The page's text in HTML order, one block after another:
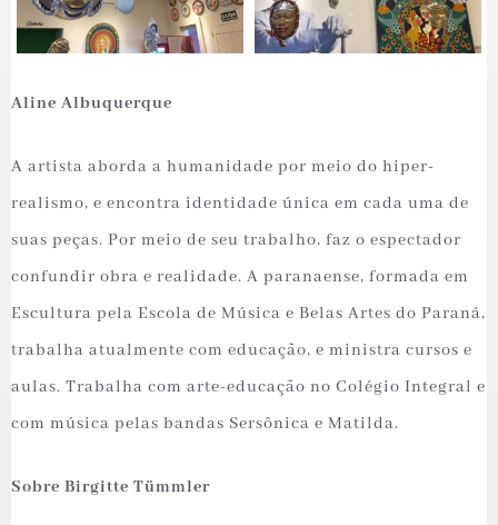
Aline Albuquerque
A artista aborda a humanidade por meio do hiper-
realismo, e encontra identidade única em cada uma de
suas peças. Por meio de seu trabalho, faz o espectador
confundir obra e realidade. A paranaense, formada em
Escultura pela Escola de Música e Belas Artes do Paraná,
trabalha atualmente com educação, e ministra cursos e
aulas. Trabalha com arte-educação no Colégio Integral e
com música pelas bandas Sersônica e Matilda.
Sobre Birgitte Tümmler